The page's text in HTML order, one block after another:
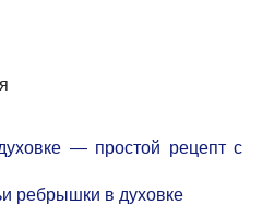
— простой рецепт с
ребрышки в духовке